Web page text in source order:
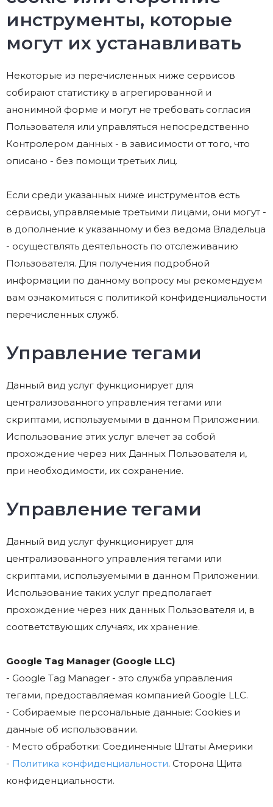
инструменты, которые
могут их устанавливать
Некоторые из перечисленных ниже сервисов
собирают статистику в агрегированной и
анонимной форме и могут не требовать согласия
Пользователя или управляться непосредственно
Контролером данных - в зависимости от того, что
описано - без помощи третьих лиц.
Если среди указанных ниже инструментов есть
сервисы, управляемые третьими лицами, они могут -
в дополнение к указанному и без ведома Владельца
- осуществлять деятельность по отслеживанию
Пользователя. Для получения подробной
информации по данному вопросу мы рекомендуем
вам ознакомиться с политикой конфиденциальности
перечисленных служб.
Управление тегами
Данный вид услуг функционирует для
централизованного управления тегами или
скриптами, используемыми в данном Приложении.
Использование этих услуг влечет за собой
прохождение через них Данных Пользователя и,
при необходимости, их сохранение.
Управление тегами
Данный вид услуг функционирует для
централизованного управления тегами или
скриптами, используемыми в данном Приложении.
Использование таких услуг предполагает
прохождение через них данных Пользователя и, в
соответствующих случаях, их хранение.
Google Tag Manager (Google LLC)
- Google Tag Manager - это служба управления
тегами, предоставляемая компанией Google LLC.
- Собираемые персональные данные: Cookies и
данные об использовании.
- Место обработки: Соединенные Штаты Америки
- Политика конфиденциальности. Сторона Щита
конфиденциальности.